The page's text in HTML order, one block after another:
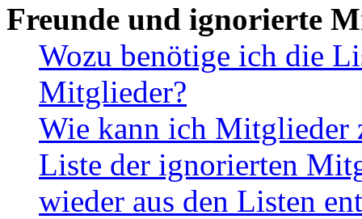
Freunde und ignorierte
Wozu benötige ich die
Mitglieder?
Wie kann ich Mitglieder
Liste der ignorierten
wieder aus den Listen